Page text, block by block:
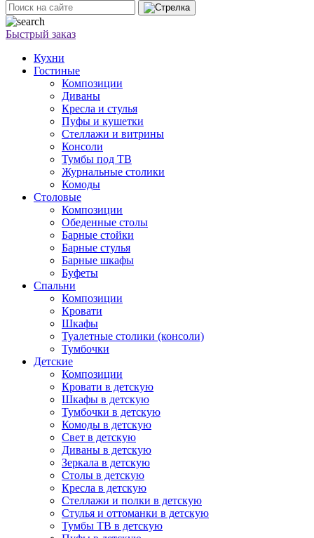
Быстрый заказ
Кухни
Гостиные
Композиции
Диваны
Кресла и стулья
Пуфы и кушетки
Стеллажи и витрины
Консоли
Тумбы под ТВ
Журнальные столики
Комоды
Столовые
Композиции
Обеденные столы
Барные стойки
Барные стулья
Барные шкафы
Буфеты
Спальни
Композиции
Кровати
Шкафы
Туалетные столики (консоли)
Тумбочки
Детские
Композиции
Кровати в детскую
Шкафы в детскую
Тумбочки в детскую
Комоды в детскую
Свет в детскую
Диваны в детскую
Зеркала в детскую
Столы в детскую
Кресла в детскую
Стеллажи и полки в детскую
Стулья и оттоманки в детскую
Тумбы ТВ в детскую